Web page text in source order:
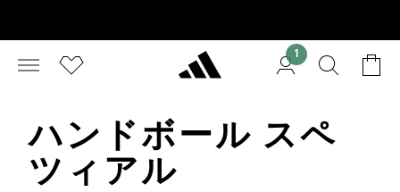
1
ハンドボール スペ
ツィアル